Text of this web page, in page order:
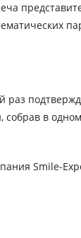
в
Smile-